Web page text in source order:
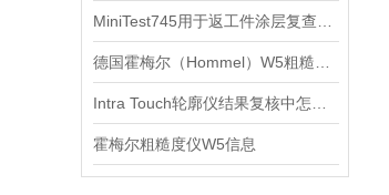
霍梅尔粗糙度仪W5信息